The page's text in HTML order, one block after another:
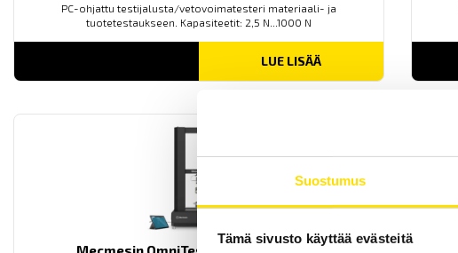
Suostumus
Tämä sivusto käyttää evästeitä
PC-ohjattu testijalusta/vetovoimatesteri materiaali- ja
tuotetestaukseen. Kapasiteetit: 2,5 N...1000 N
LUE LISÄÄ